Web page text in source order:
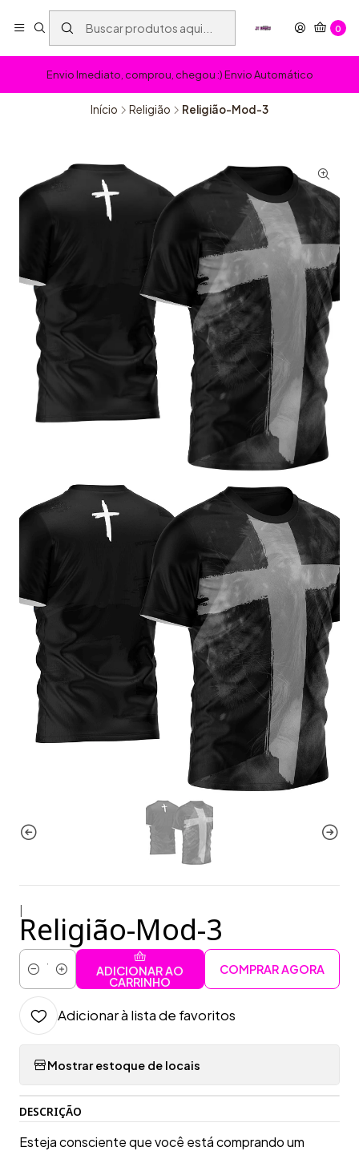
0
Envio Imediato, comprou, chegou :) Envio Automático
Início Religião Religião-Mod-3
Religião-Mod-3
Quantidade
ADICIONAR AO
CARRINHO
COMPRAR AGORA
Adicionar à lista de favoritos
Mostrar estoque de locais
DESCRIÇÃO
Esteja consciente que você está comprando um